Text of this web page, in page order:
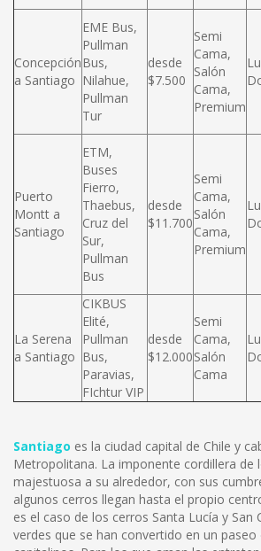
Concepción
a Santiago
EME Bus,
Pullman
Bus,
Nilahue,
Pullman
Tur
desde
$7.500
Semi
Cama,
Salón
Cama,
Premium
Puerto
Montt a
Santiago
ETM,
Buses
Fierro,
Thaebus,
Cruz del
Sur,
Pullman
Bus
desde
$11.700
Semi
Cama,
Salón
Cama,
Premium
La Serena
a Santiago
CIKBUS
Elité,
Pullman
Bus,
Paravias,
FIchtur VIP
desde
$12.000
Semi
Cama,
Salón
Cama
Santiago es la ciudad capital de Chile y
Metropolitana. La imponente cordillera de
majestuosa a su alrededor, con sus
algunos cerros llegan hasta el propio
es el caso de los cerros Santa Lucía y San
verdes que se han convertido en un